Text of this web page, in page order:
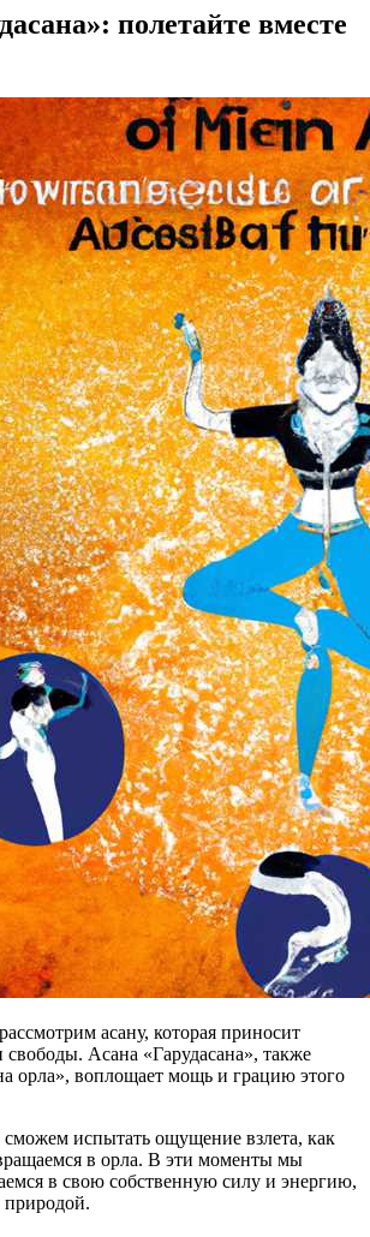
полетайте вместе
асану, которая приносит
Асана «Гарудасана», также
орла», воплощает мощь и грацию этого
испытать ощущение взлета, как
в орла. В эти моменты мы
в свою собственную силу и энергию,